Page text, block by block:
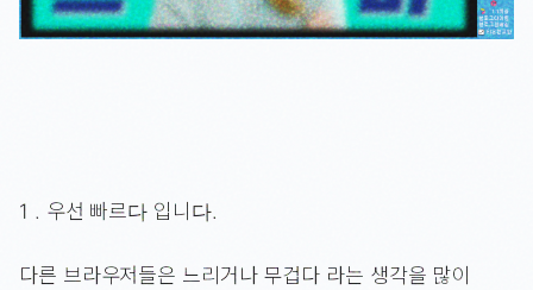
1 . 우선 빠르다 입니다.
다른 브라우저들은 느리거나 무겁다 라는 생각을 많이